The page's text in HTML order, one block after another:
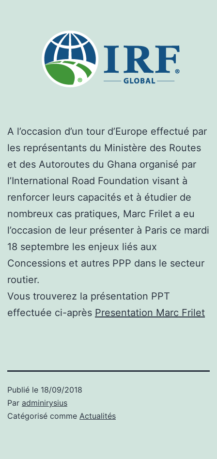
A l’occasion d’un tour d’Europe effectué par
les représentants du Ministère des Routes
et des Autoroutes du Ghana organisé par
l’International Road Foundation visant à
renforcer leurs capacités et à étudier de
nombreux cas pratiques, Marc Frilet a eu
l’occasion de leur présenter à Paris ce mardi
18 septembre les enjeux liés aux
Concessions et autres PPP dans le secteur
routier.
Vous trouverez la présentation PPT
effectuée ci-après Presentation Marc Frilet
Publié le 18/09/2018
Par adminirysius
Catégorisé comme Actualités